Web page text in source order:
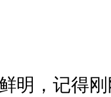
明，记得